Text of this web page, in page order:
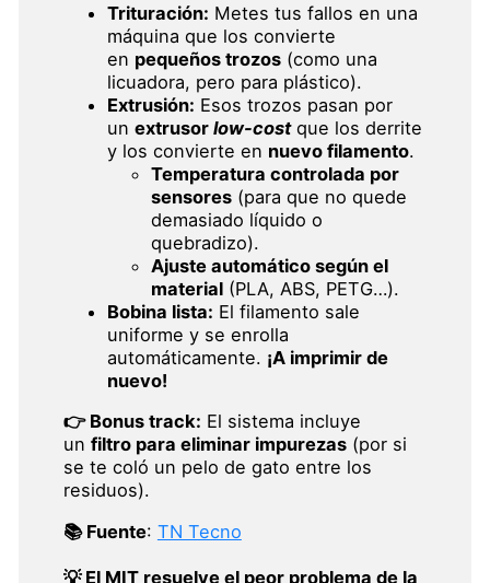
Trituración: Metes tus fallos en una
máquina que los convierte
en pequeños trozos(como una
licuadora, pero para plástico).
Extrusión: Esos trozos pasan por
un extrusor low-costque los derrite
y los convierte en nuevo filamento.
Temperatura controlada por
sensores(para que no quede
demasiado líquido o
quebradizo).
Ajuste automático según el
material(PLA, ABS, PETG…).
Bobina lista: El filamento sale
uniforme y se enrolla
automáticamente. ¡A imprimir de
nuevo!
👉 Bonus track: El sistema incluye
un filtro para eliminar impurezas(por si
se te coló un pelo de gato entre los
residuos).
📚 Fuente: TN Tecno
💡 El MIT resuelve el peor problema de la